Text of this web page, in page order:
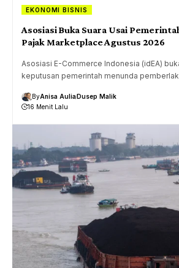
EKONOMI BISNIS
Asosiasi Buka Suara Usai
Pajak Marketplace Agustus 2026
Asosiasi E-Commerce Indonesia (idEA)
keputusan pemerintah menunda
ByAnisa AuliaDusep Malik
16 Menit Lalu